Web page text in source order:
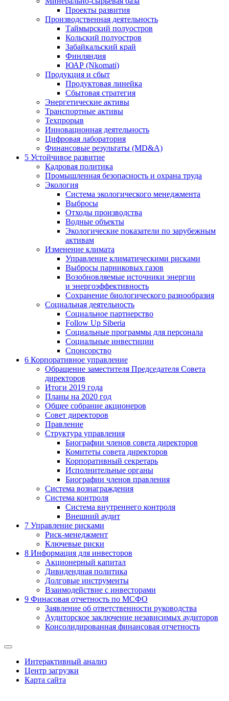
Проекты развития
Производственная деятельность
Таймырский полуостров
Кольский полуостров
Забайкальский край
Финляндия
ЮАР (Nkomati)
Продукция и сбыт
Продуктовая линейка
Сбытовая стратегия
Энергетические активы
Транспортные активы
Техпрорыв
Инновационная деятельность
Цифровая лаборатория
Финансовые результаты (MD&A)
5 Устойчивое развитие
Кадровая политика
Промышленная безопасность и охрана труда
Экология
Система экологического менеджмента
Выбросы
Отходы производства
Водные объекты
Экологические показатели по зарубежным
активам
Изменение климата
Управление климатическими рисками
Выбросы парниковых газов
Возобновляемые источники энергии
и энергоэффективность
Сохранение биологического разнообразия
Социальная деятельность
Социальное партнерство
Follow Up Siberia
Социальные программы для персонала
Социальные инвестиции
Спонсорство
6 Корпоративное управление
Обращение заместителя Председателя Совета
директоров
Итоги 2019 года
Планы на 2020 год
Общее собрание акционеров
Совет директоров
Правление
Структура управления
Биографии членов совета директоров
Комитеты совета директоров
Корпоративный секретарь
Исполнительные органы
Биографии членов правления
Система вознаграждения
Система контроля
Система внутреннего контроля
Внешний аудит
7 Управление рисками
Риск-менеджмент
Ключевые риски
8 Информация для инвесторов
Акционерный капитал
Дивидендная политика
Долговые инструменты
Взаимодействие с инвеcторами
9 Финасовая отчетность по МСФО
Заявление об ответственности руководства
Аудиторское заключение независимых аудиторов
Консолидированная финансовая отчетность
Интерактивный анализ
Центр загрузки
Карта сайта